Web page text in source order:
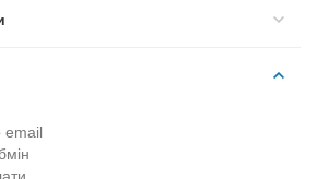
email